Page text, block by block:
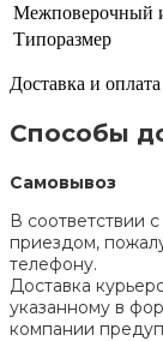
Межповерочный
Типоразмер
Доставка и оплата
Способы
Самовывоз
В соответствии
приездом,
телефону.
Доставка
указанному в
компании